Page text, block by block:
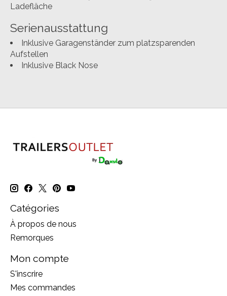
Ladefläche
Serienausstattung
Inklusive Garagenständer zum platzsparenden
Aufstellen
Inklusive Black Nose
Catégories
À propos de nous
Remorques
Mon compte
S'inscrire
Mes commandes